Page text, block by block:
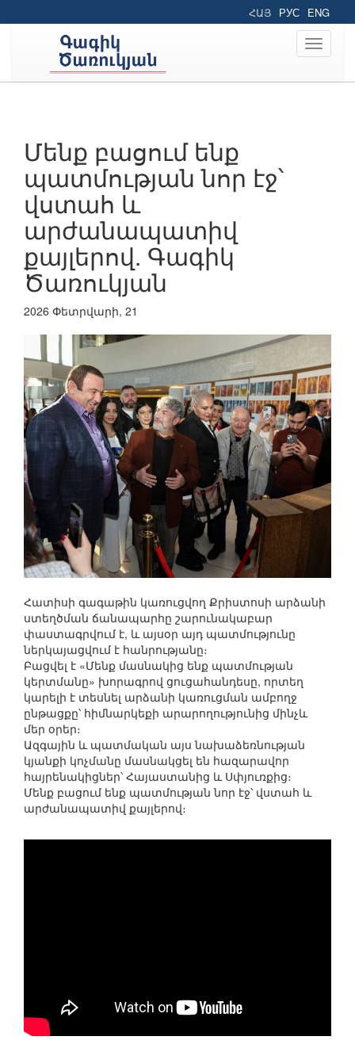
ՀԱՅ РУС ENG
Toggle
Մենք բացում ենք
պատմության նոր էջ՝
վստահ և
արժանապատիվ
քայլերով. Գագիկ
Ծառուկյան
2026 Փետրվարի, 21
Հատիսի գագաթին կառուցվող Քրիստոսի արձանի
ստեղծման ճանապարհը շարունակաբար
փաստագրվում է, և այսօր այդ պատմությունը
ներկայացվում է հանրությանը։
Բացվել է «Մենք մասնակից ենք պատմության
կերտմանը» խորագրով ցուցահանդեսը, որտեղ
կարելի է տեսնել արձանի կառուցման ամբողջ
ընթացքը՝ հիմնարկեքի արարողությունից մինչև
մեր օրեր։
Ազգային և պատմական այս նախաձեռնության
կյանքի կոչմանը մասնակցել են հազարավոր
հայրենակիցներ՝ Հայաստանից և Սփյուռքից։
Մենք բացում ենք պատմության նոր էջ՝ վստահ և
արժանապատիվ քայլերով։